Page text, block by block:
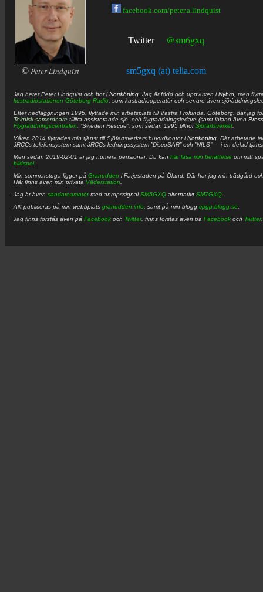
© Peter Lindquist
facebook.com/peter.a.lindquist
Twitter @sm6gxq
sm5gxq (at) telia.com
Jag heterPeter Lindquist och bor iNorrköping . Jag är född och uppvuxen iNybro , men
kustradiostationen Göteborg Radio , som kustradiooperatör och senare även
Efter nedläggningen 1995, flyttade min arbetsplats till Västra Frölunda, Göteborg, där jag
Teknisk samordnare tillika assisterande sjö- och flygräddningsledare (samt ibland även
Flygräddningscentralen , ”Sweden Rescue”, som sedan 1995 tillhörSjöfartsverket
Våren 2014 flyttades min tjänst till Sjöfartsverkets huvudkontor iNorrköping . Där arbetade
JRCCs telefonsystem samt JRCCs ledningssystem ”DiscoSAR” och ”NILS” – i en delad
Men sedan 2019-02-01 är jag numera pensionär. Du kan här läsa min berättelse om mitt
bildspel.
Min sommarstuga ligger på Granudden i Färjestaden på Öland. Där har jag min trädgård
Här finns även min privata Väderstation
Jag är även sändareamatörmed anropssignalSM5GXQ alternativt SM7GXQ
Allt publiceras på min webbplats granudden.info , samt på min blogg cpgp.blogg.se
Jag finns förstås även på Facebook och Twitter. finns förstås även på Facebook och Twitter.